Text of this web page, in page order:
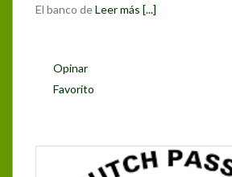
El banco deLeer más [...]
Opinar
Favorito